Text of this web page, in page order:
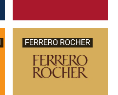
FERRERO ROCHER